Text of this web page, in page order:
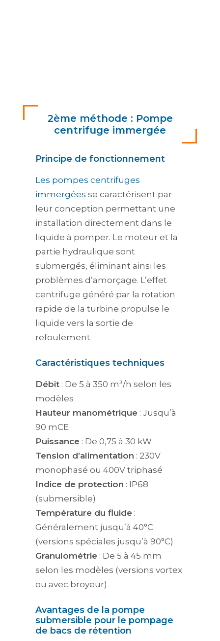
2ème méthode : Pompe
centrifuge immergée
Principe de fonctionnement
Les pompes centrifuges
immergées se caractérisent par
leur conception permettant une
installation directement dans le
liquide à pomper. Le moteur et la
partie hydraulique sont
submergés, éliminant ainsi les
problèmes d’amorçage. L’effet
centrifuge généré par la rotation
rapide de la turbine propulse le
liquide vers la sortie de
refoulement.
Caractéristiques techniques
Débit : De 5 à 350 m³/h selon les
modèles
Hauteur manométrique : Jusqu’à
90 mCE
Puissance : De 0,75 à 30 kW
Tension d’alimentation : 230V
monophasé ou 400V triphasé
Indice de protection : IP68
(submersible)
Température du fluide :
Généralement jusqu’à 40°C
(versions spéciales jusqu’à 90°C)
Granulométrie : De 5 à 45 mm
selon les modèles (versions vortex
ou avec broyeur)
Avantages de la pompe
submersible pour le pompage
de bacs de rétention